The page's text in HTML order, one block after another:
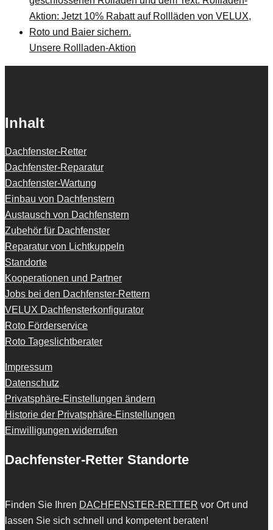
Unsere Rollladen-Aktion
Inhalt
Dachfenster-Retter
Dachfenster-Reparatur
Dachfenster-Wartung
Einbau von Dachfenstern
Austausch von Dachfenstern
Zubehör für Dachfenster
Reparatur von Lichtkuppeln
Standorte
Kooperationen und Partner
Jobs bei den Dachfenster-Rettern
VELUX Dachfensterkonfigurator
Roto Förderservice
Roto Tageslichtberater
Impressum
Datenschutz
Privatsphäre-Einstellungen ändern
Historie der Privatsphäre-Einstellungen
Einwilligungen widerrufen
Dachfenster-Retter Standorte
Finden Sie Ihren DACHFENSTER-RETTER vor Ort und
lassen Sie sich schnell und kompetent beraten!